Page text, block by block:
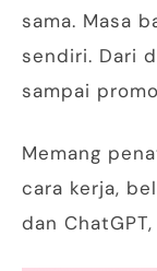
sama. Masa
sendiri. Dari
sampai
Memang
cara kerja,
dan